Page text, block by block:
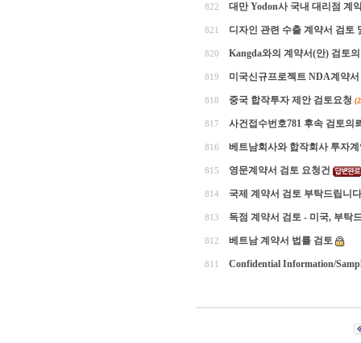
822 대만 Yodon사 국내 대리점 계
821 디자인 관련 수출 계약서 검토
820 Kangda와의 계약서(안) 검토
819 미국신규프로젝트 NDA계약
818 중국 합작투자 제안 검토요청
817 사건접수번호781 후속 검토의
816 베트남회사와 합작회사 투자
815 영문계약서 검토 요청건
814 국제 계약서 검토 부탁드립니다
813 독점 계약서 검토 - 미국, 부탁
812 베트남 계약서 법률 검토
811 Confidential Information/